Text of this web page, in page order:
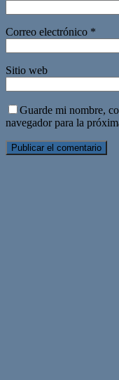
Correo electrónico *
Sitio web
Guarde mi nombre,
navegador para la